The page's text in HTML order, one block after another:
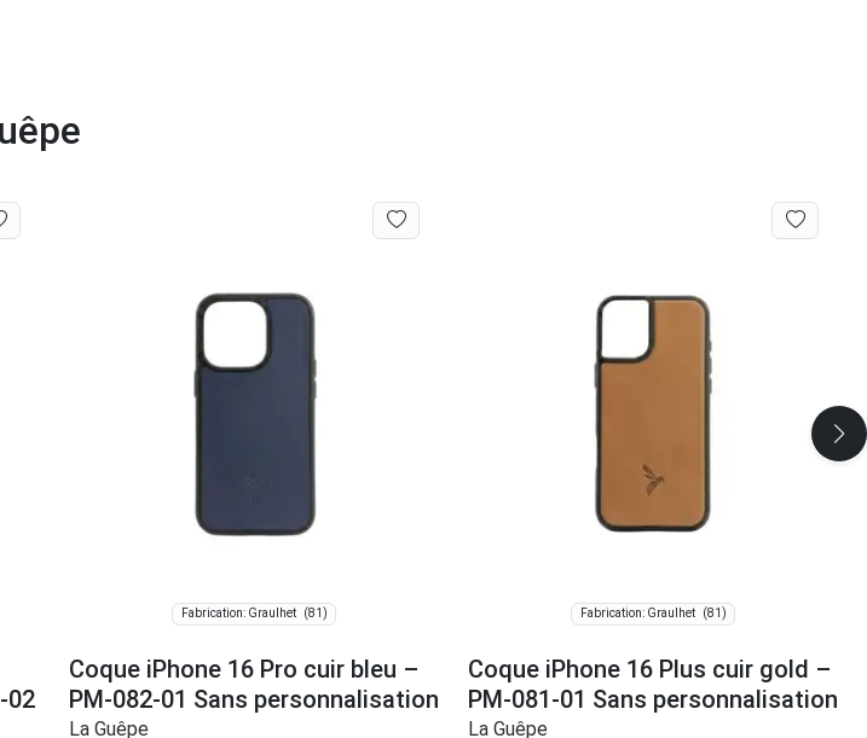
02
Fabrication: Graulhet (81)
Coque iPhone 16 Pro cuir bleu –
PM-082-01 Sans personnalisation
La Guêpe
Fabrication: Graulhet (81)
Coque iPhone 16 Plus cuir gold –
PM-081-01 Sans personnalisation
La Guêpe